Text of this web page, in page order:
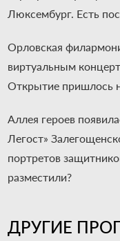
Люксембург. Есть
Орловская
виртуальным
Открытие пришлось
Аллея героев
Легост»
портретов
разместили?
ДРУГИЕ